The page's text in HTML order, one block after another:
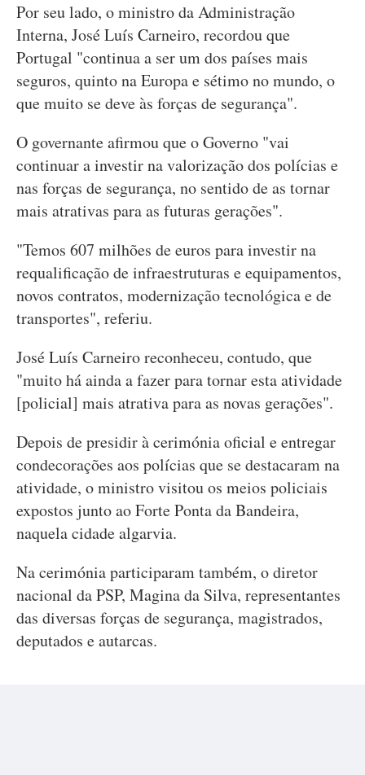
Por seu lado, o ministro da Administração
Interna, José Luís Carneiro, recordou que
Portugal "continua a ser um dos países mais
seguros, quinto na Europa e sétimo no mundo, o
que muito se deve às forças de segurança".
O governante afirmou que o Governo "vai
continuar a investir na valorização dos polícias e
nas forças de segurança, no sentido de as tornar
mais atrativas para as futuras gerações".
"Temos 607 milhões de euros para investir na
requalificação de infraestruturas e equipamentos,
novos contratos, modernização tecnológica e de
transportes", referiu.
José Luís Carneiro reconheceu, contudo, que
"muito há ainda a fazer para tornar esta atividade
[policial] mais atrativa para as novas gerações".
Depois de presidir à cerimónia oficial e entregar
condecorações aos polícias que se destacaram na
atividade, o ministro visitou os meios policiais
expostos junto ao Forte Ponta da Bandeira,
naquela cidade algarvia.
Na cerimónia participaram também, o diretor
nacional da PSP, Magina da Silva, representantes
das diversas forças de segurança, magistrados,
deputados e autarcas.